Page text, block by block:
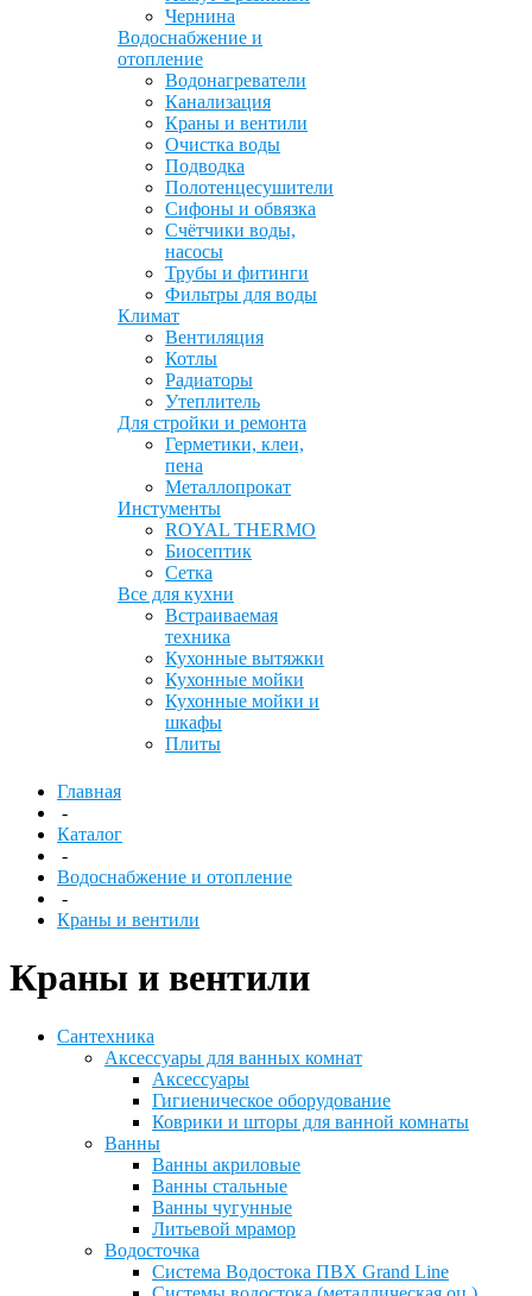
Чернина
Водоснабжение и
отопление
Водонагреватели
Канализация
Краны и вентили
Очистка воды
Подводка
Полотенцесушители
Сифоны и обвязка
Счётчики воды,
насосы
Трубы и фитинги
Фильтры для воды
Климат
Вентиляция
Котлы
Радиаторы
Утеплитель
Для стройки и ремонта
Герметики, клеи,
пена
Металлопрокат
Инстументы
ROYAL THERMO
Биосептик
Сетка
Все для кухни
Встраиваемая
техника
Кухонные вытяжки
Кухонные мойки
Кухонные мойки и
шкафы
Плиты
Главная
-
Каталог
-
Водоснабжение и отопление
-
Краны и вентили
Краны и вентили
Сантехника
Аксессуары для ванных комнат
Аксессуары
Гигиеническое оборудование
Коврики и шторы для ванной комнаты
Ванны
Ванны акриловые
Ванны стальные
Ванны чугунные
Литьевой мрамор
Водосточка
Система Водостока ПВХ Grand Line